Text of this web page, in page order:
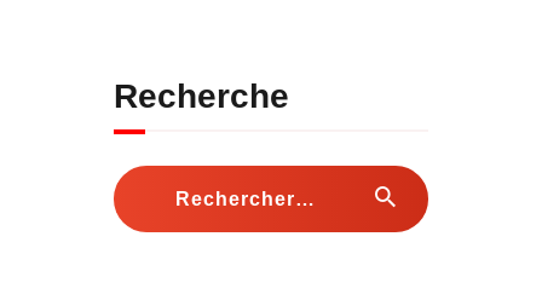
Recherche
Rechercher :